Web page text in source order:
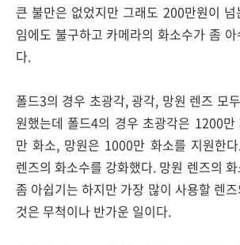
큰 불만은 없었지만 그래도 200만원이
임에도 불구하고 카메라의 화소수가 좀
다.
폴드3의 경우 초광각, 광각, 망원 렌즈 모
원했는데 폴드4의 경우 초광각은 1200
만 화소, 망원은 1000만 화소를 지원한
렌즈의 화소수를 강화했다. 망원 렌즈의
좀 아쉽기는 하지만 가장 많이 사용할 렌
것은 무척이나 반가운 일이다.